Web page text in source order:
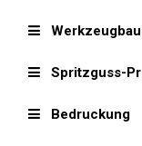
Werkzeugbau
Spritzguss-
Bedruckung